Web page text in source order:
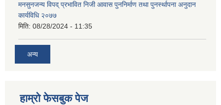
मनसुनजन्य विपद् प्रभावित निजी आवास पुननिर्माण तथा पुनर्स्थापना अनुदान
कार्यविधि २०७७
मिति: 08/28/2024 - 11:35
अन्य
हाम्राे फेसबुक पेज